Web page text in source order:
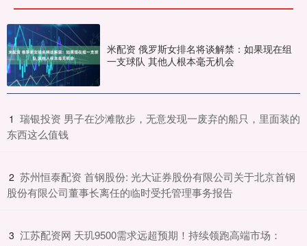
米配资 俄罗斯女排名将谈解禁：如果现在组
一支球队 其他人根本毫无机会
1 ​瑞银投资 男子在沙滩散步，无意发现一废弃的船只，里面装的
东西这么值钱
2 ​苏州恒泰配资 首钢股份: 光大证券股份有限公司关于北京首钢
股份有限公司董事长离任的临时受托管理事务报告
3 ​江苏配资网 天玑9500需求远超预期！持续领跑高端市场：